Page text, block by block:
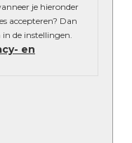
je hieronder
accepteren? Dan
de instellingen.
en